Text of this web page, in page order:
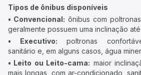
Tipos de ônibus disponíveis
• Convencional: ônibus com
geralmente possuem uma inclinação
• Executivo: poltronas
sanitário e, em alguns casos, água
• Leito ou Leito-cama: maior
mais longas, com ar-condicionado,